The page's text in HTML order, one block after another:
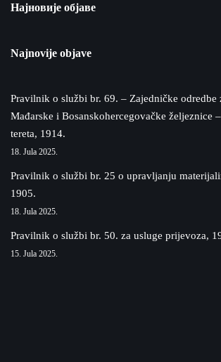
Најновије објаве
Najnovije objave
Pravilnik o službi br. 69. – Zajedničke odredbe
Mađarske i Bosanskohercegovačke željeznice
tereta, 1914.
18. Jula 2025.
Pravilnik o službi br. 25 o upravljanju
1905.
18. Jula 2025.
Pravilnik o službi br. 50. za usluge prijevoza,
15. Jula 2025.